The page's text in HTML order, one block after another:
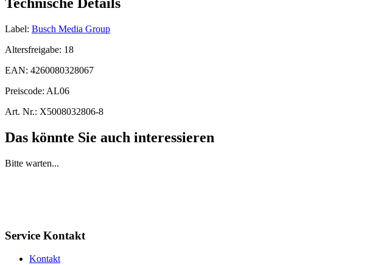
Label: Busch Media Group
Altersfreigabe: 18
EAN: 4260080328067
Preiscode: AL06
Art. Nr.: X5008032806-8
Das könnte Sie auch interessieren
Bitte warten...
Service Kontakt
Kontakt